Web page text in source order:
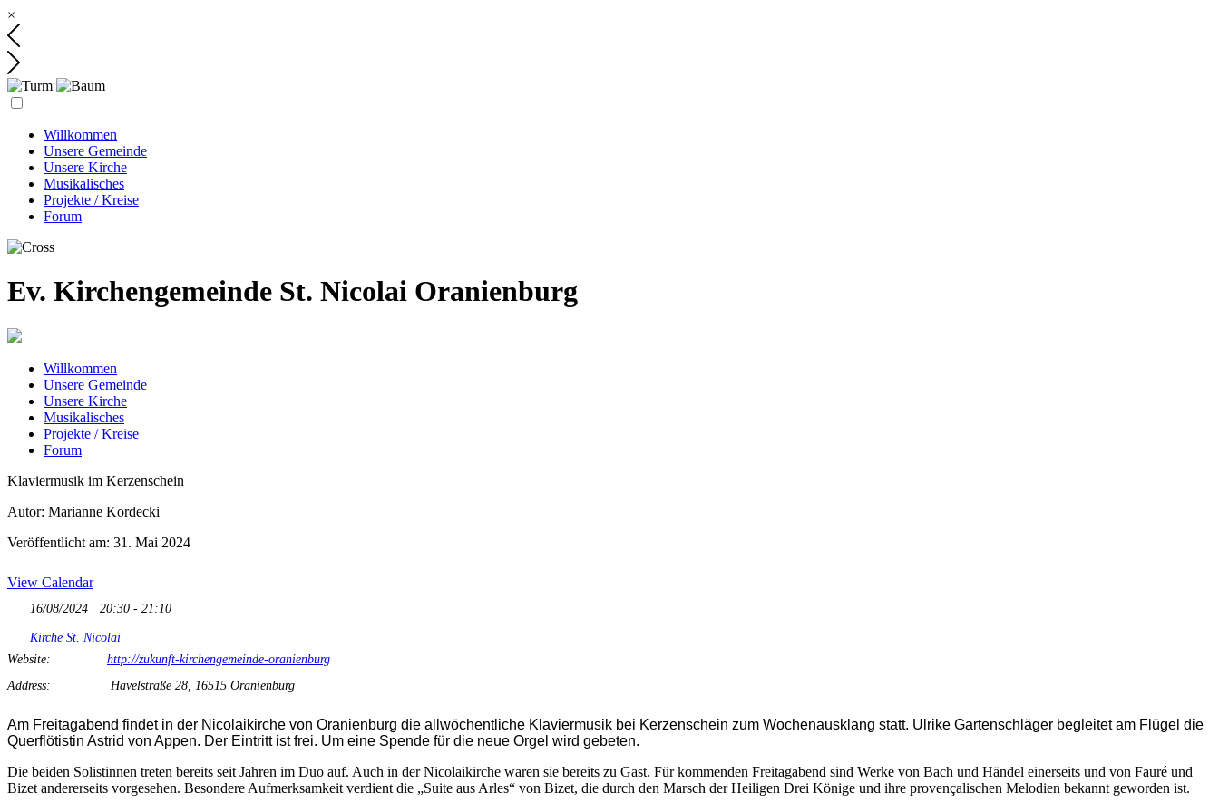
×
Willkommen
Unsere Gemeinde
Unsere Kirche
Musikalisches
Projekte / Kreise
Forum
Ev. Kirchengemeinde St. Nicolai Oranienburg
Willkommen
Unsere Gemeinde
Unsere Kirche
Musikalisches
Projekte / Kreise
Forum
Klaviermusik im Kerzenschein
Autor: Marianne Kordecki
Veröffentlicht am: 31. Mai 2024
View Calendar
16/08/2024 20:30 - 21:10
Kirche St. Nicolai
Website:
http://zukunft-kirchengemeinde-oranienburg
Address:
Havelstraße 28, 16515 Oranienburg
Am Freitagabend findet in der Nicolaikirche von Oranienburg die allwöchentliche Klaviermusik bei Kerzenschein zum Wochenausklang statt. Ulrike Gartenschläger begleitet am Flügel die
Querflötistin Astrid von Appen. Der Eintritt ist frei. Um eine Spende für die neue Orgel wird gebeten.
Die beiden Solistinnen treten bereits seit Jahren im Duo auf. Auch in der Nicolaikirche waren sie bereits zu Gast. Für kommenden Freitagabend sind Werke von Bach und Händel einerseits und von Fauré und
Bizet andererseits vorgesehen. Besondere Aufmerksamkeit verdient die „Suite aus Arles“ von Bizet, die durch den Marsch der Heiligen Drei Könige und ihre provençalischen Melodien bekannt geworden ist.